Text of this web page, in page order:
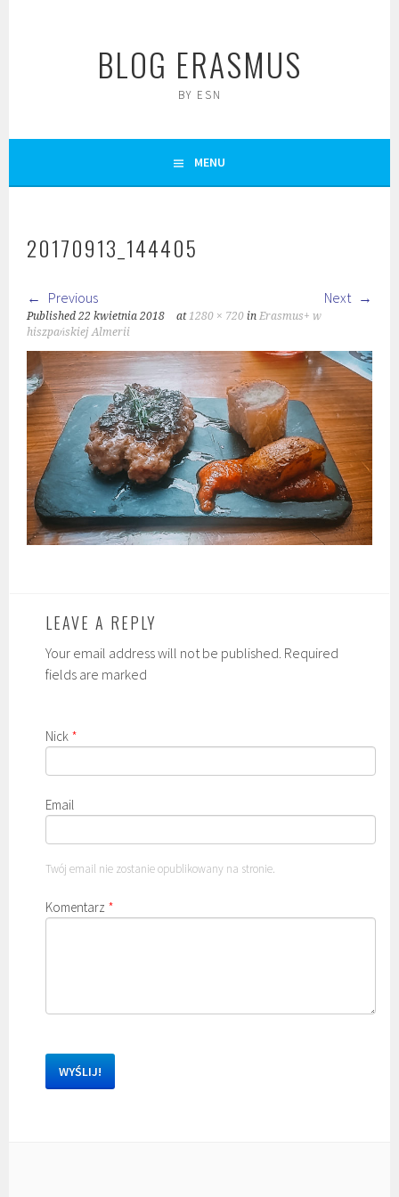
BLOG ERASMUS
BY ESN
MENU
20170913_144405
Previous Next
Published22 kwietnia 2018 at1280 × 720 inErasmus+ w
hiszpańskiej Almerii
LEAVE A REPLY
Your email address will not be published. Required
fields are marked
Nick *
Email
Twój email nie zostanie opublikowany na stronie.
Komentarz *